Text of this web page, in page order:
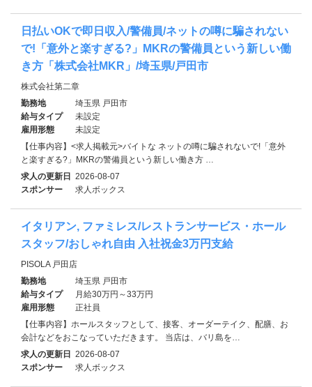
日払いOKで即日収入/警備員/ネットの噂に騙されない
で!「意外と楽すぎる?」MKRの警備員という新しい働
き方「株式会社MKR」/埼玉県/戸田市
株式会社第二章
勤務地
埼玉県 戸田市
給与タイプ
未設定
雇用形態
未設定
【仕事内容】<求人掲載元>バイトな ネットの噂に騙されないで!「意外
と楽すぎる?」MKRの警備員という新しい働き方 …
求人の更新日 2026-08-07
スポンサー
求人ボックス
イタリアン, ファミレス/レストランサービス・ホール
スタッフ/おしゃれ自由 入社祝金3万円支給
PISOLA 戸田店
勤務地
埼玉県 戸田市
給与タイプ
月給30万円～33万円
雇用形態
正社員
【仕事内容】ホールスタッフとして、接客、オーダーテイク、配膳、お
会計などをおこなっていただきます。 当店は、バリ島を…
求人の更新日 2026-08-07
スポンサー
求人ボックス